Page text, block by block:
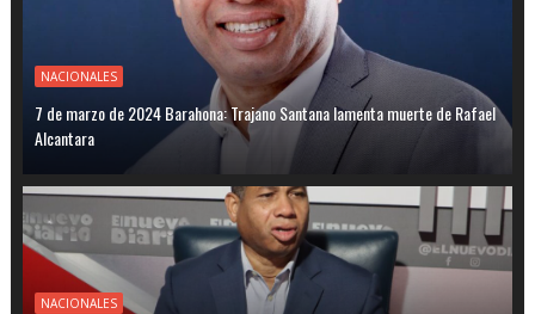
NACIONALES
7 de marzo de 2024 Barahona: Trajano Santana lamenta muerte de Rafael
Alcantara
NACIONALES